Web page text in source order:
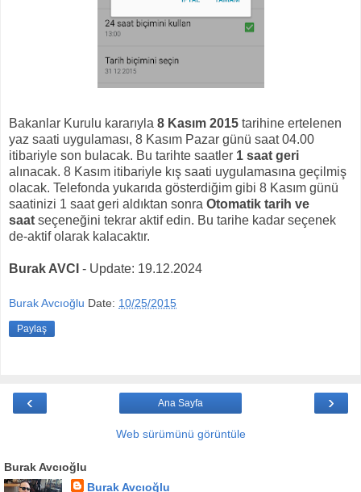
Bakanlar Kurulu kararıyla 8 Kasım 2015 tarihine ertelenen
yaz saati uygulaması, 8 Kasım Pazar günü saat 04.00
itibariyle son bulacak. Bu tarihte saatler 1 saat geri
alınacak. 8 Kasım itibariyle kış saati uygulamasına geçilmiş
olacak. Telefonda yukarıda gösterdiğim gibi 8 Kasım günü
saatinizi 1 saat geri aldıktan sonra Otomatik tarih ve
saat seçeneğini tekrar aktif edin. Bu tarihe kadar seçenek
de-aktif olarak kalacaktır.
Burak AVCI - Update: 19.12.2024
Burak Avcıoğlu Date: 10/25/2015
Paylaş
‹ ›
Ana Sayfa
Web sürümünü görüntüle
Burak Avcıoğlu
Burak Avcıoğlu